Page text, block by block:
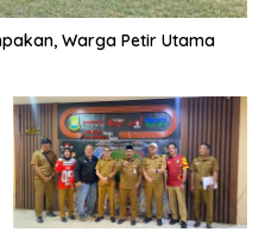
Warga Petir Utama